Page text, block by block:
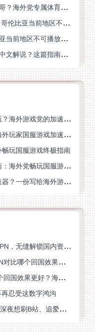
在国外如何看世界杯巴西 vs 摩洛哥？海外党专属体育观赛指南来了
在国外看世界杯中文直播瑞士 VS 哥伦比亚当前地区不可播放？这篇指南帮你搞定
在国外看世界杯巴拿马 vs 克罗地亚当前地区不可播放？这篇指南帮你轻松解决海外体育直播难题
在国外怎么看瑞士 vs 波黑世界杯中文解说？这篇指南帮你搞定所有地区限制问题
巴西怎么玩边锋四人斗地主精简版？海外游戏党的加速器终极选择
巴西怎么玩新笑傲江湖不卡顿？海外玩家国服游戏加速终极指南（附猫和老鼠一梦江湖实测）
玩国服游戏终极指南
足球世界国外加速器下载安装指南：海外党畅玩国服游戏的终极解决方案
国外玩合金弹头：觉醒用什么加速器？一份写给海外游子的畅玩指南
海外党必看：如何选对回国翻墙VPN，无缝解锁国内资源？
ChickCN VPN好用吗？和海牛VPN对比哪个回国效果更好？
ChickCN VPN和当归VPN对比哪个回国效果更好？海外党亲测后选了它
忍受这数字鸿沟
Quickback和巨鲸好用吗？在海外深夜想刷B站、追爱奇艺的你，或许正需要这份答案